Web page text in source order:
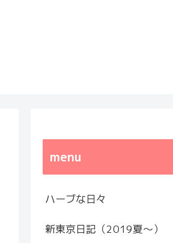
menu
ハーブな日々
新東京日記（2019夏～）